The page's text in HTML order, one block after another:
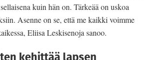
kuin hän on. Tärkeää on uskoa
Asenne on se, että me kaikki voimme
Eliisa Leskisenoja sanoo.